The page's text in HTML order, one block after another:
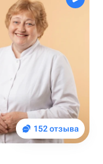
152 отзыва